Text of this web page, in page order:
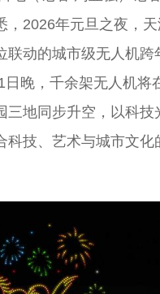
，2026年元旦之夜，
联动的城市级无人机跨
晚，千余架无人机将
三地同步升空，以科技
科技、艺术与城市文化